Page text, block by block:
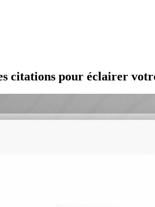
citations pour éclairer